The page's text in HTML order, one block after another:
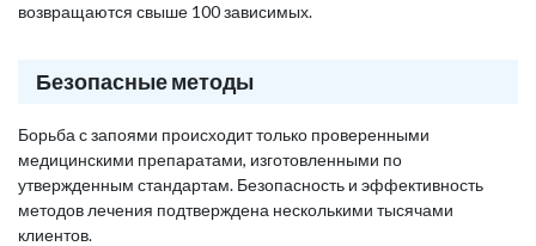
возвращаются свыше 100 зависимых.
Безопасные методы
Борьба с запоями происходит только проверенными
медицинскими препаратами, изготовленными по
утвержденным стандартам. Безопасность и эффективность
методов лечения подтверждена несколькими тысячами
клиентов.